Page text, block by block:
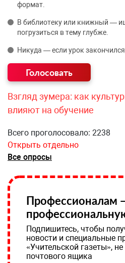
формат.
В библиотеку или книжный —
погрузиться в тему глубже.
Никуда — если урок
Взгляд зумера: как
влияют на обучение
Всего проголосовало: 2238
Открыть отдельно
Все опросы
Профессионалам
Подпишитесь, чтобы
новости и специальные
«Учительской газеты»,
почтового ящика